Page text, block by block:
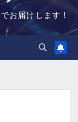
お届けします！